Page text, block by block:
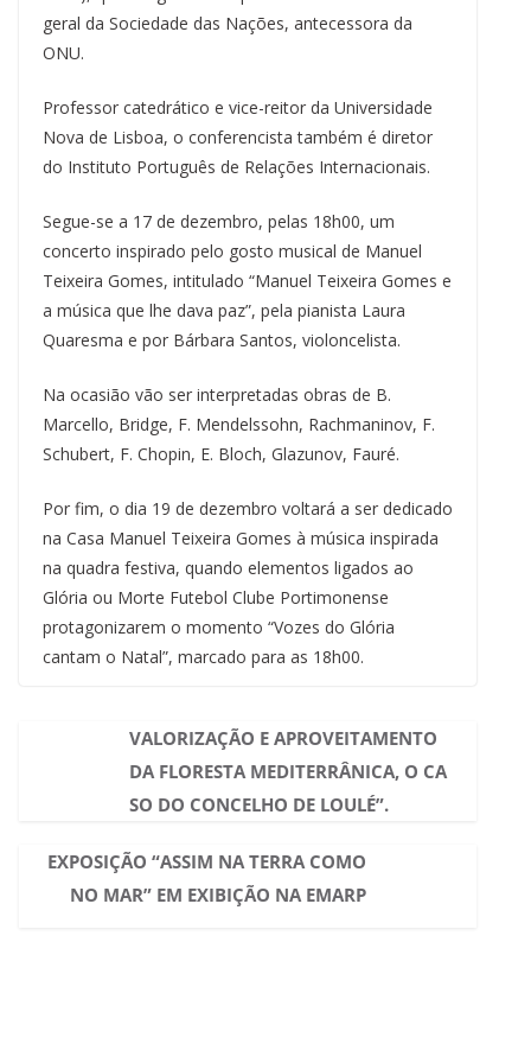
geral da Sociedade das Nações, antecessora da
ONU.
Professor catedrático e vice-reitor da Universidade
Nova de Lisboa, o conferencista também é diretor
do Instituto Português de Relações Internacionais.
Segue-se a 17 de dezembro, pelas 18h00, um
concerto inspirado pelo gosto musical de Manuel
Teixeira Gomes, intitulado “Manuel Teixeira Gomes e
a música que lhe dava paz”, pela pianista Laura
Quaresma e por Bárbara Santos, violoncelista.
Na ocasião vão ser interpretadas obras de B.
Marcello, Bridge, F. Mendelssohn, Rachmaninov, F.
Schubert, F. Chopin, E. Bloch, Glazunov, Fauré.
Por fim, o dia 19 de dezembro voltará a ser dedicado
na Casa Manuel Teixeira Gomes à música inspirada
na quadra festiva, quando elementos ligados ao
Glória ou Morte Futebol Clube Portimonense
protagonizarem o momento “Vozes do Glória
cantam o Natal”, marcado para as 18h00.
VALORIZAÇÃO E APROVEITAMENTO
DA FLORESTA MEDITERRÂNICA, O CA
SO DO CONCELHO DE LOULÉ”.
EXPOSIÇÃO “ASSIM NA TERRA COMO
NO MAR” EM EXIBIÇÃO NA EMARP